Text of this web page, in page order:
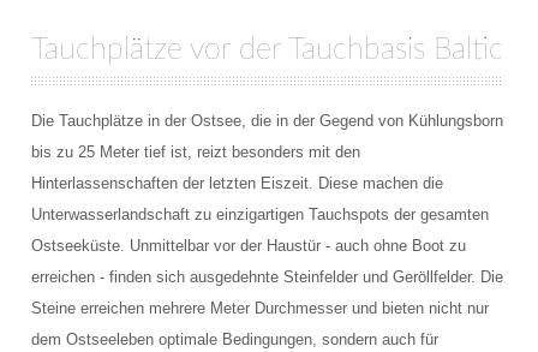
Großes Spühlbecken mit Wasserfilterung
Großes Umkleidezelt
Rödeltische zum Auf- und Abbau der Tauchgeräte
Schulungsraum für die Tauchausbildung
Verkauf und Vermietung von Ausrüstung
Tauchplätze vor der Tauchbasis Baltic
Die Tauchplätze in der Ostsee, die in der Gegend von Kühlungsborn
bis zu 25 Meter tief ist, reizt besonders mit den
Hinterlassenschaften der letzten Eiszeit. Diese machen die
Unterwasserlandschaft zu einzigartigen Tauchspots der gesamten
Ostseeküste. Unmittelbar vor der Haustür - auch ohne Boot zu
erreichen - finden sich ausgedehnte Steinfelder und Geröllfelder. Die
Steine erreichen mehrere Meter Durchmesser und bieten nicht nur
dem Ostseeleben optimale Bedingungen, sondern auch für